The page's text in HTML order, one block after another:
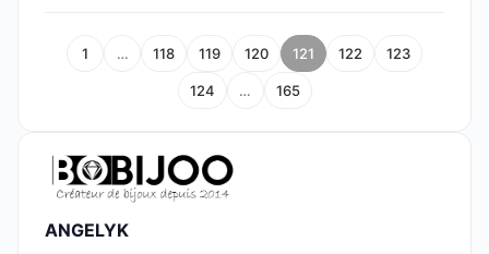
1 … 118 119 120 121 122 123
124 … 165
ANGELYK